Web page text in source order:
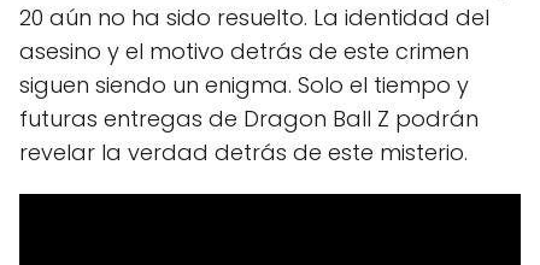
20 aún no ha sido resuelto. La identidad del
asesino y el motivo detrás de este crimen
siguen siendo un enigma. Solo el tiempo y
futuras entregas de Dragon Ball Z podrán
revelar la verdad detrás de este misterio.